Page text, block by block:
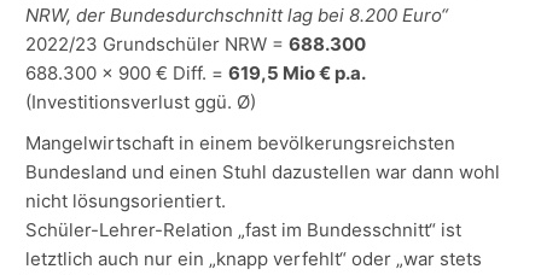
NRW, der Bundesdurchschnitt lag bei 8.200 Euro“
2022/23 Grundschüler NRW = 688.300
688.300 x 900 € Diff. = 619,5 Mio € p.a.
(Investitionsverlust ggü. Ø)
Mangelwirtschaft in einem bevölkerungsreichsten
Bundesland und einen Stuhl dazustellen war dann wohl
nicht lösungsorientiert.
Schüler-Lehrer-Relation „fast im Bundesschnitt“ ist
letztlich auch nur ein „knapp verfehlt“ oder „war stets